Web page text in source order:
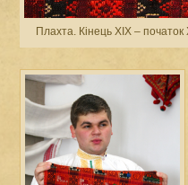
Плахта. Кінець ХІХ –